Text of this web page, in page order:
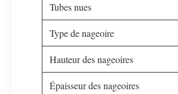
Tubes nues
Type de nageoire
Hauteur des nageoires
Épaisseur des nageoires